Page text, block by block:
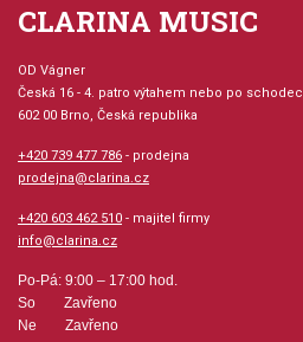
Počet skladeb: 10
Počet stran: 40
hudební úprava: melodie
Obsazení: solo
Odběr minimálně 1 kus
Výrobce: Hal Leonard MGB
CLARINA MUSIC
OD Vágner
Česká 16 - 4. patro výtahem nebo po
602 00 Brno, Česká republika
+420 739 477 786 - prodejna
prodejna@clarina.cz
+420 603 462 510 - majitel firmy
info@clarina.cz
Po-Pá: 9:00 – 17:00 hod.
So Zavřeno
Ne Zavřeno